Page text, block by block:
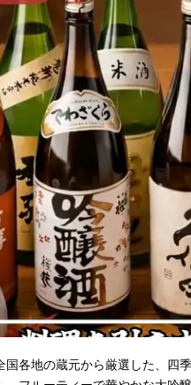
国各地の蔵元から厳選した、